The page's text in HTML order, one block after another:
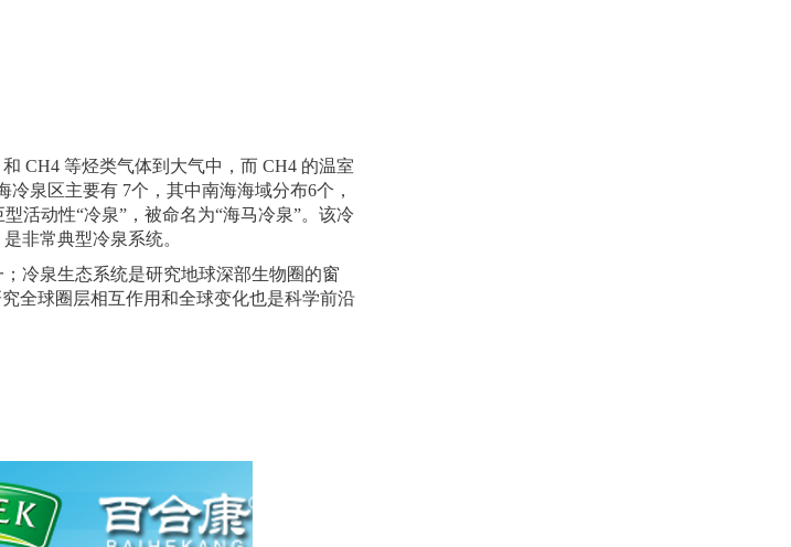
CH4 等烃类气体到大气中，而 CH4 的温室
泉区主要有 7个，其中南海海域分布6个，
活动性“冷泉”，被命名为“海马冷泉”。该冷
非常典型冷泉系统。
冷泉生态系统是研究地球深部生物圈的窗
全球圈层相互作用和全球变化也是科学前沿